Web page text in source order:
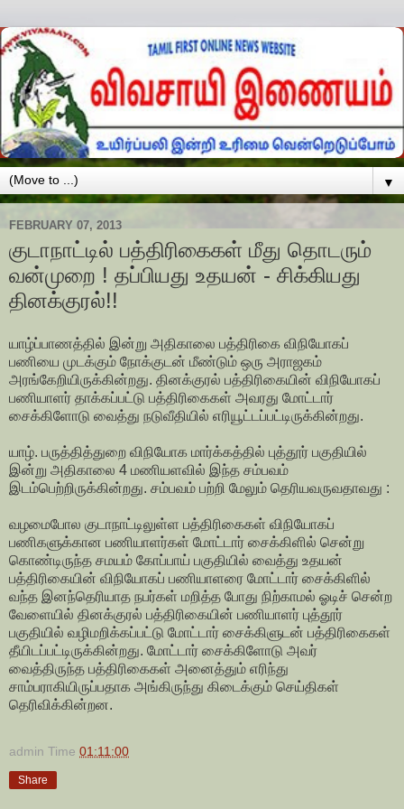
▼
FEBRUARY 07, 2013
குடாநாட்டில் பத்திரிகைகள் மீது தொடரும்
வன்முறை ! தப்பியது உதயன் - சிக்கியது
தினக்குரல்!!
யாழ்ப்பாணத்தில் இன்று அதிகாலை பத்திரிகை விநியோகப்
பணியை முடக்கும் நோக்குடன் மீண்டும் ஒரு அராஜகம்
அரங்கேறியிருக்கின்றது. தினக்குரல் பத்திரிகையின் விநியோகப்
பணியாளர் தாக்கப்பட்டு பத்திரிகைகள் அவரது மோட்டார்
சைக்கிளோடு வைத்து நடுவீதியில் எரியூட்டப்பட்டிருக்கின்றது.
யாழ். பருத்தித்துறை விநியோக மார்க்கத்தில் புத்தூர் பகுதியில்
இன்று அதிகாலை 4 மணியளவில் இந்த சம்பவம்
இடம்பெற்றிருக்கின்றது. சம்பவம் பற்றி மேலும் தெரியவருவதாவது :
வழமைபோல குடாநாட்டிலுள்ள பத்திரிகைகள் விநியோகப்
பணிகளுக்கான பணியாளர்கள் மோட்டார் சைக்கிளில் சென்று
கொண்டிருந்த சமயம் கோப்பாய் பகுதியில் வைத்து உதயன்
பத்திரிகையின் விநியோகப் பணியாளரை மோட்டார் சைக்கிளில்
வந்த இனந்தெரியாத நபர்கள் மறித்த போது நிற்காமல் ஓடிச் சென்ற
வேளையில் தினக்குரல் பத்திரிகையின் பணியாளர் புத்தூர்
பகுதியில் வழிமறிக்கப்பட்டு மோட்டார் சைக்கிளுடன் பத்திரிகைகள்
தீயிடப்பட்டிருக்கின்றது. மோட்டார் சைக்கிளோடு அவர்
வைத்திருந்த பத்திரிகைகள் அனைத்தும் எரிந்து
சாம்பராகியிருப்பதாக அங்கிருந்து கிடைக்கும் செய்திகள்
தெரிவிக்கின்றன.
admin Time 01:11:00
Share